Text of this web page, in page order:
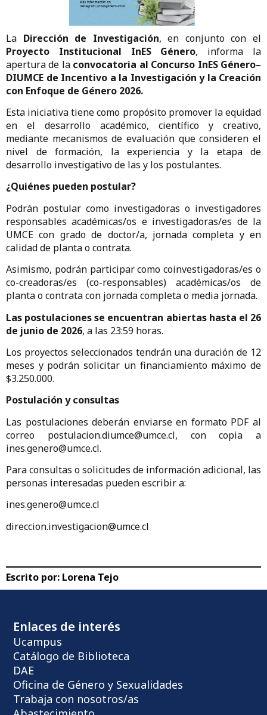
La Dirección de Investigación, en conjunto con el
Proyecto Institucional InES Género, informa la
apertura de laconvocatoria al Concurso InES Género–
DIUMCE de Incentivo a la Investigación y la Creación
con Enfoque de Género 2026.
Esta iniciativa tiene como propósito promover la equidad
en el desarrollo académico, científico y creativo,
mediante mecanismos de evaluación que consideren el
nivel de formación, la experiencia y la etapa de
desarrollo investigativo de las y los postulantes.
¿Quiénes pueden postular?
Podrán postular como investigadoras o investigadores
responsables académicas/os e investigadoras/es de la
UMCE con grado de doctor/a, jornada completa y en
calidad de planta o contrata.
Asimismo, podrán participar como coinvestigadoras/es o
co-creadoras/es (co-responsables) académicas/os de
planta o contrata con jornada completa o media jornada.
Las postulaciones se encuentran abiertas hasta el 26
de junio de 2026, a las 23:59 horas.
Los proyectos seleccionados tendrán una duración de 12
meses y podrán solicitar un financiamiento máximo de
$3.250.000.
Postulación y consultas
Las postulaciones deberán enviarse en formato PDF al
correo postulacion.diumce@umce.cl, con copia a
ines.genero@umce.cl.
Para consultas o solicitudes de información adicional, las
personas interesadas pueden escribir a:
ines.genero@umce.cl
direccion.investigacion@umce.cl
Escrito por: Lorena Tejo
Enlaces de interés
Ucampus
Catálogo de Biblioteca
DAE
Oficina de Género y Sexualidades
Trabaja con nosotros/as